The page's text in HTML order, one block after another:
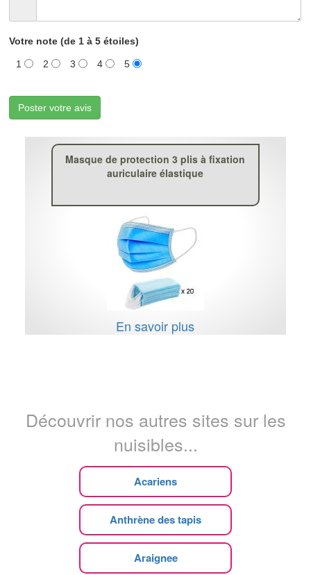
Votre note (de 1 à 5 étoiles)
1 2 3 4 5
Poster votre avis
Masque de protection 3 plis à fixation
auriculaire élastique
En savoir plus
Découvrir nos autres sites sur les
nuisibles...
Acariens
Anthrène des tapis
Araignee